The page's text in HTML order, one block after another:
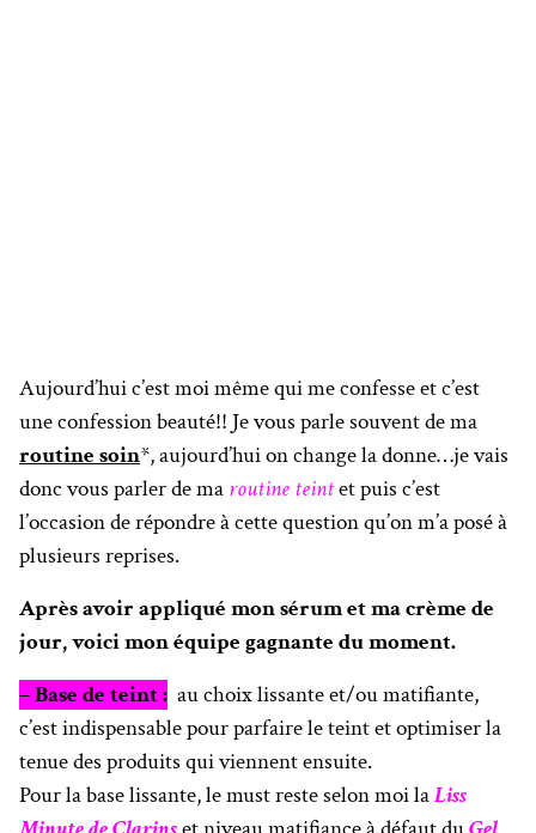
Aujourd’hui c’est moi même qui me confesse et c’est
une confession beauté!! Je vous parle souvent de ma
routine soin*, aujourd’hui on change la donne…je vais
donc vous parler de ma routine teintet puis c’est
l’occasion de répondre à cette question qu’on m’a posé à
plusieurs reprises.
Après avoir appliqué mon sérum et ma crème de
jour, voici mon équipe gagnante du moment.
– Base de teint : au choix lissante et/ou matifiante,
c’est indispensable pour parfaire le teint et optimiser la
tenue des produits qui viennent ensuite.
Pour la base lissante, le must reste selon moi laLiss